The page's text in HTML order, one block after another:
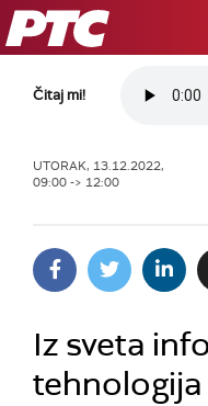
RTS
Čitaj mi!
UTORAK, 13.12.2022,
09:00 -> 12:00
Iz sveta
tehnologija